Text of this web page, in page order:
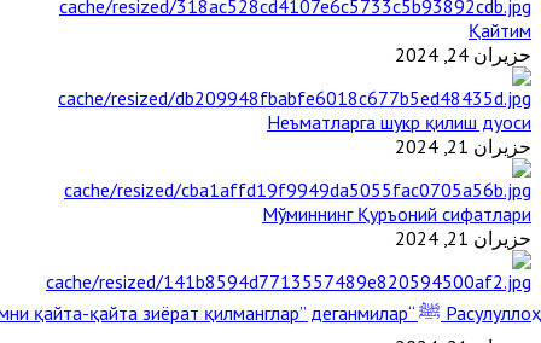
Қайтим
حزيران 24, 2024
Неъматларга шукр қилиш дуоси
حزيران 21, 2024
Мўминнинг Қуръоний сифатлари
حزيران 21, 2024
Расулуллоҳ ﷺ “Қабримни қайта-қайта зиёрат қилманглар” деганмилар?